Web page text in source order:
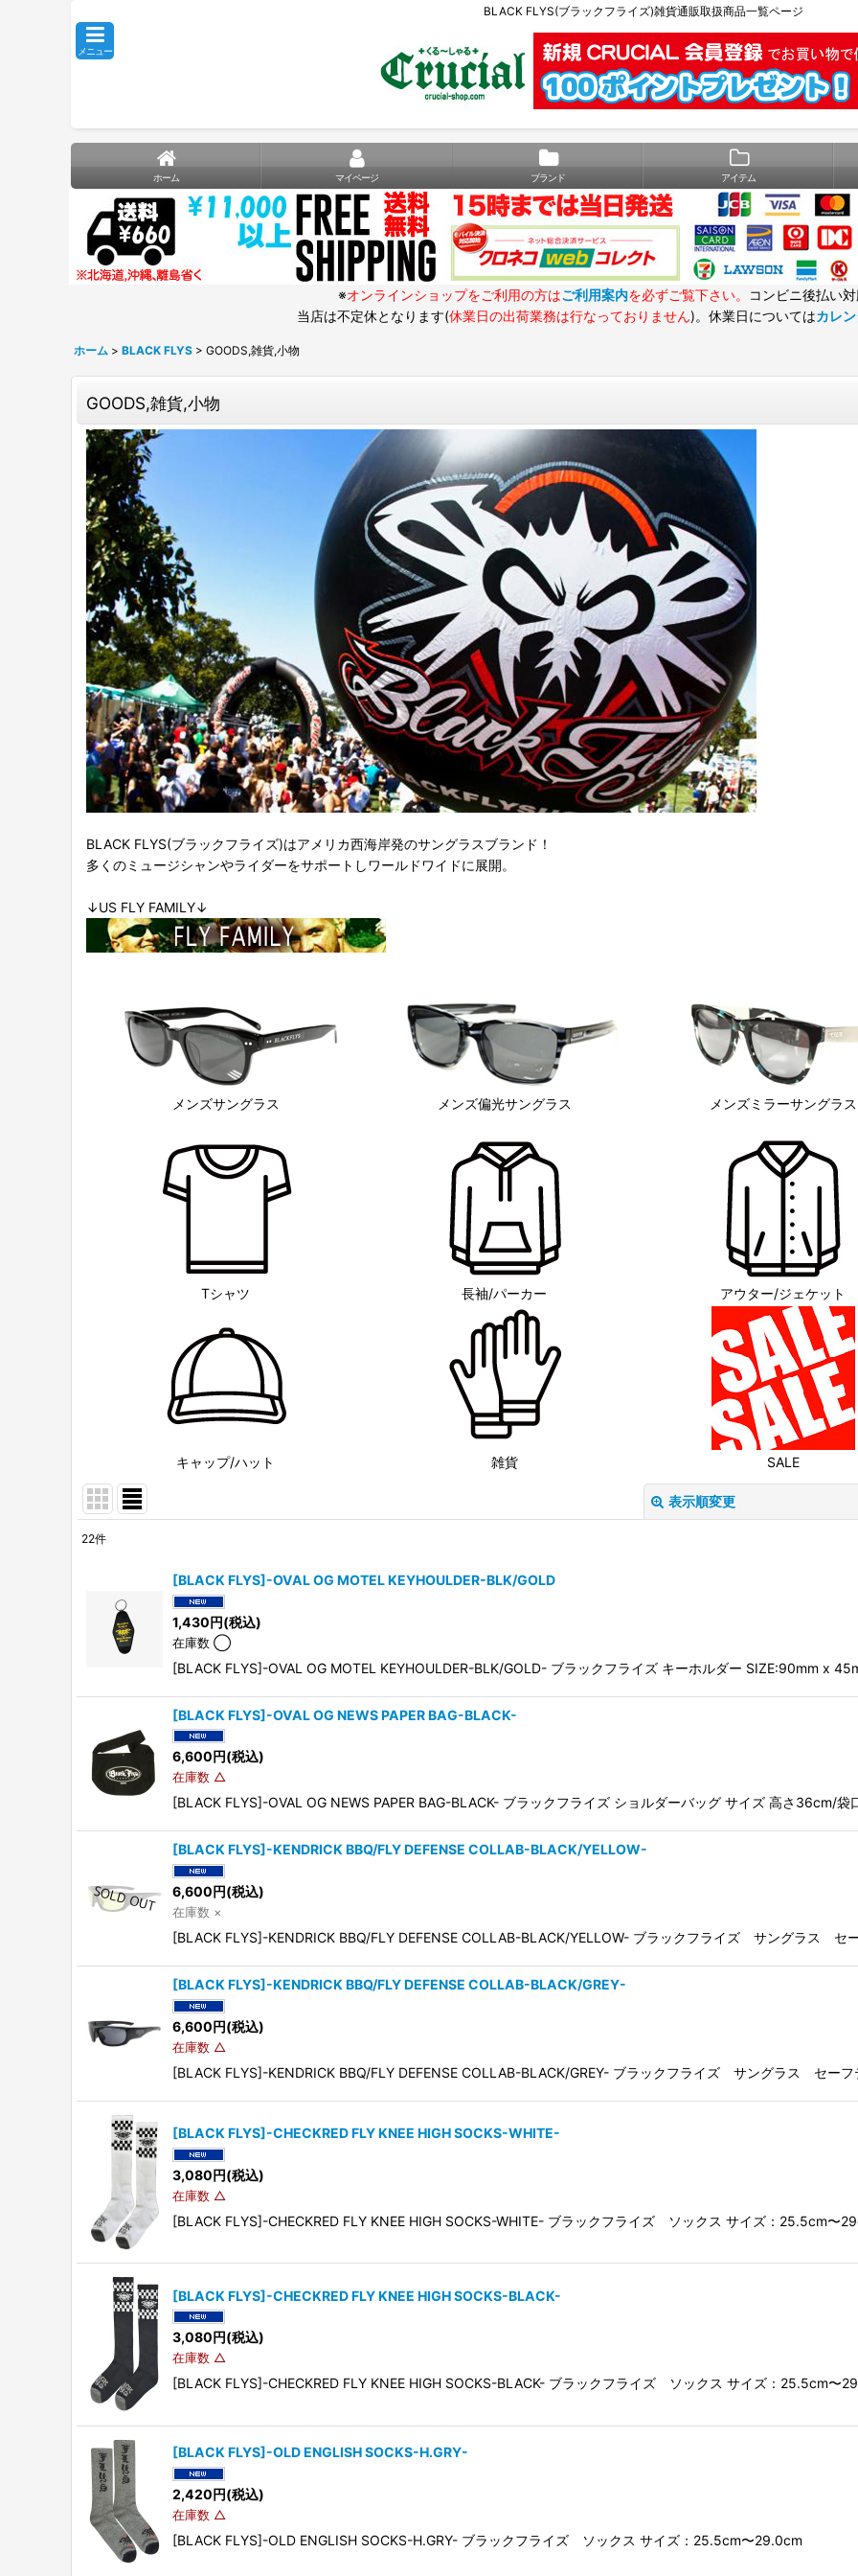
BLACK FLYS(ブラックフライズ)雑貨通販取扱商品一覧ページ
メニュー
ホーム マイページ ブランド アイテム
※オンラインショップをご利用の方はご利用案内を必ずご覧下さい。
コンビニ後払い対
当店は不定休となります(休業日の出荷業務は行なっておりません)。休業日についてはカレ
ホーム > BLACK FLYS > GOODS,雑貨,小物
GOODS,雑貨,小物
BLACK FLYS(ブラックフライズ)はアメリカ西海岸発のサングラスブランド！
多くのミュージシャンやライダーをサポートしワールドワイドに展開。
↓US FLY FAMILY↓
メンズサングラス メンズ偏光サングラス メンズミラーサングラス
Tシャツ 長袖/パーカー アウター/ジェケット
キャップ/ハット 雑貨 SALE
表示順変更
並び順
絞り込む
22件
[BLACK FLYS]-OVAL OG MOTEL KEYHOULDER-BLK/GOLD
1,430円(税込)
在庫数 ◯
[BLACK FLYS]-OVAL OG MOTEL KEYHOULDER-BLK/GOLD- ブラックフライズ キーホルダー SIZE:90mm x
[BLACK FLYS]-OVAL OG NEWS PAPER BAG-BLACK-
6,600円(税込)
在庫数 △
[BLACK FLYS]-OVAL OG NEWS PAPER BAG-BLACK- ブラックフライズ ショルダーバッグ サイズ 高さ36cm/
[BLACK FLYS]-KENDRICK BBQ/FLY DEFENSE COLLAB-BLACK/YELLOW-
6,600円(税込)
在庫数 ×
[BLACK FLYS]-KENDRICK BBQ/FLY DEFENSE COLLAB-BLACK/YELLOW- ブラックフライズ サングラス セ
[BLACK FLYS]-KENDRICK BBQ/FLY DEFENSE COLLAB-BLACK/GREY-
6,600円(税込)
在庫数 △
[BLACK FLYS]-KENDRICK BBQ/FLY DEFENSE COLLAB-BLACK/GREY- ブラックフライズ サングラス セー
[BLACK FLYS]-CHECKRED FLY KNEE HIGH SOCKS-WHITE-
3,080円(税込)
在庫数 △
[BLACK FLYS]-CHECKRED FLY KNEE HIGH SOCKS-WHITE- ブラックフライズ ソックス サイズ：25.5cm〜
[BLACK FLYS]-CHECKRED FLY KNEE HIGH SOCKS-BLACK-
3,080円(税込)
在庫数 △
[BLACK FLYS]-CHECKRED FLY KNEE HIGH SOCKS-BLACK- ブラックフライズ ソックス サイズ：25.5cm〜
[BLACK FLYS]-OLD ENGLISH SOCKS-H.GRY-
2,420円(税込)
在庫数 △
[BLACK FLYS]-OLD ENGLISH SOCKS-H.GRY- ブラックフライズ ソックス サイズ：25.5cm〜29.0cm